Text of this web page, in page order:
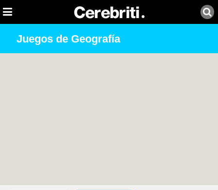
Juegos de Geografía